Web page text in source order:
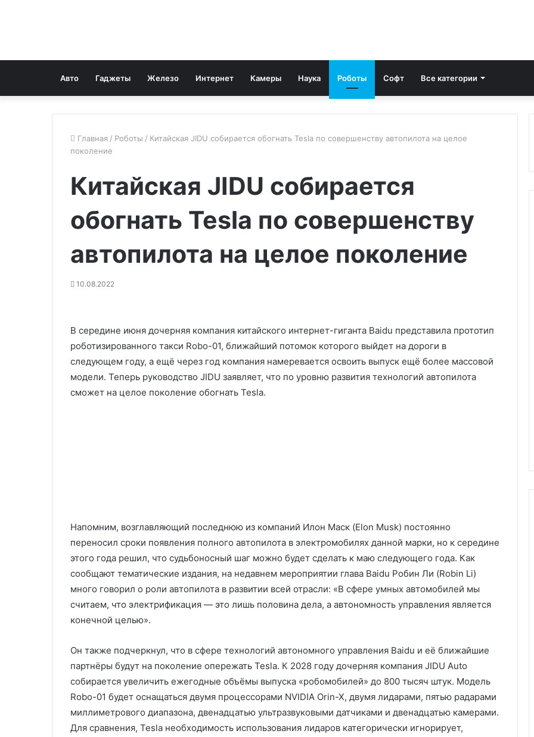
Авто Гаджеты Железо Интернет Камеры Наука Роботы Софт Все категории
Главная / Роботы / Китайская JIDU собирается обогнать Tesla по совершенству автопилота на целое
поколение
Китайская JIDU собирается
обогнать Tesla по совершенству
автопилота на целое поколение
10.08.2022
В середине июня дочерняя компания китайского интернет-гиганта Baidu представила прототип
роботизированного такси Robo-01, ближайший потомок которого выйдет на дороги в
следующем году, а ещё через год компания намеревается освоить выпуск ещё более массовой
модели. Теперь руководство JIDU заявляет, что по уровню развития технологий автопилота
сможет на целое поколение обогнать Tesla.
Напомним, возглавляющий последнюю из компаний Илон Маск (Elon Musk) постоянно
переносил сроки появления полного автопилота в электромобилях данной марки, но к середине
этого года решил, что судьбоносный шаг можно будет сделать к маю следующего года. Как
сообщают тематические издания, на недавнем мероприятии глава Baidu Робин Ли (Robin Li)
много говорил о роли автопилота в развитии всей отрасли: «В сфере умных автомобилей мы
считаем, что электрификация — это лишь половина дела, а автономность управления является
конечной целью».
Он также подчеркнул, что в сфере технологий автономного управления Baidu и её ближайшие
партнёры будут на поколение опережать Tesla. К 2028 году дочерняя компания JIDU Auto
собирается увеличить ежегодные объёмы выпуска «робомобилей» до 800 тысяч штук. Модель
Robo-01 будет оснащаться двумя процессорами NVIDIA Orin-X, двумя лидарами, пятью радарами
миллиметрового диапазона, двенадцатью ультразвуковыми датчиками и двенадцатью камерами.
Для сравнения, Tesla необходимость использования лидаров категорически игнорирует,